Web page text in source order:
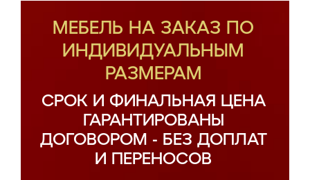
МЕБЕЛЬ НА ЗАКАЗ ПО
ИНДИВИДУАЛЬНЫМ
РАЗМЕРАМ
СРОК И ФИНАЛЬНАЯ ЦЕНА
ГАРАНТИРОВАНЫ
ДОГОВОРОМ - БЕЗ ДОПЛАТ
И ПЕРЕНОСОВ